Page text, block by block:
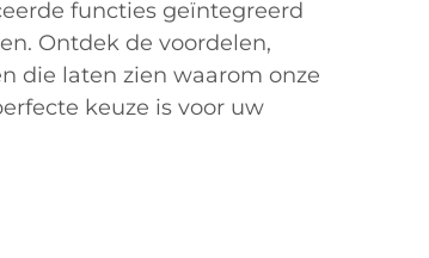
functies geïntegreerd
Ontdek de voordelen,
die laten zien waarom onze
keuze is voor uw